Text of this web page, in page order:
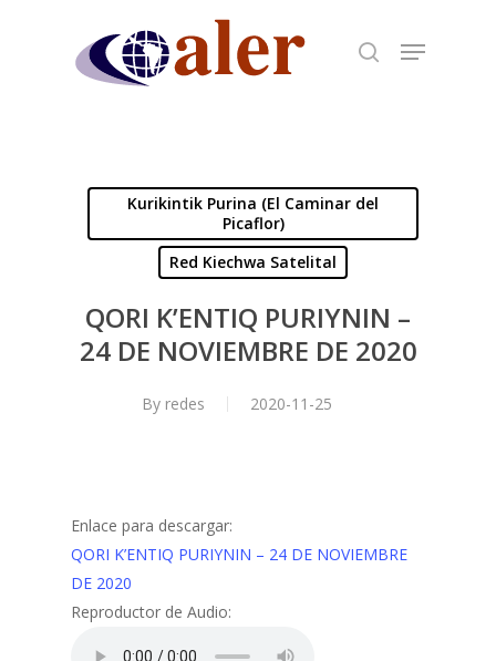
Kurikintik Purina (El Caminar del
Picaflor)
Red Kiechwa Satelital
QORI K’ENTIQ PURIYNIN –
24 DE NOVIEMBRE DE 2020
By redes 2020-11-25
Enlace para descargar:
QORI K’ENTIQ PURIYNIN – 24 DE NOVIEMBRE
DE 2020
Reproductor de Audio: